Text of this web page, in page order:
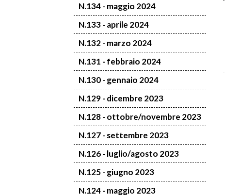
N.134 - maggio 2024
N.133 - aprile 2024
N.132 - marzo 2024
N.131 - febbraio 2024
N.130 - gennaio 2024
N.129 - dicembre 2023
N.128 - ottobre/novembre 2023
N.127 - settembre 2023
N.126 - luglio/agosto 2023
N.125 - giugno 2023
N.124 - maggio 2023